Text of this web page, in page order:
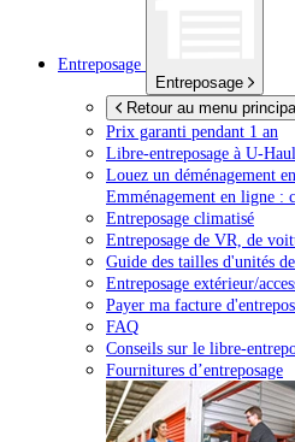
Entreposage
Entreposage
Retour au menu
Prix garanti pendant 1 an
Libre-entreposage à U-Haul
Louez un déménagement
Emménagement en ligne :
Entreposage climatisé
Entreposage de VR, de
Guide des tailles d'unités
Entreposage extérieur/
Payer ma facture
FAQ
Conseils sur le libre-
Fournitures d’entreposage